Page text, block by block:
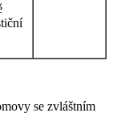
se zvláštním